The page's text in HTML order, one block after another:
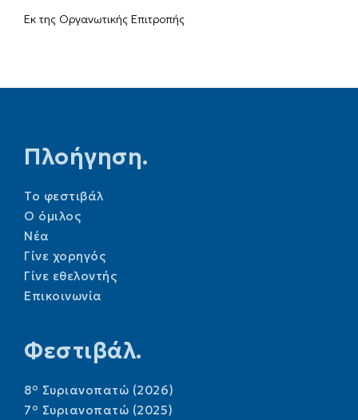
Εκ της Οργανωτικής Επιτροπής
Πλοήγηση.
Το φεστιβάλ
Ο όμιλος
Νέα
Γίνε χορηγός
Γίνε εθελοντής
Επικοινωνία
Φεστιβάλ.
8o Συριανοπατώ (2026)
7o Συριανοπατώ (2025)